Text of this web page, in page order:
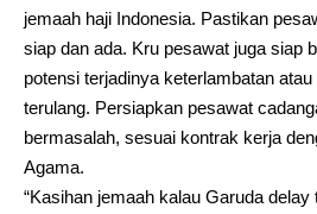
jemaah haji Indonesia. Pastikan
siap dan ada. Kru pesawat juga siap
potensi terjadinya keterlambatan
terulang. Persiapkan pesawat
bermasalah, sesuai kontrak kerja
Agama.
“Kasihan jemaah kalau Garuda